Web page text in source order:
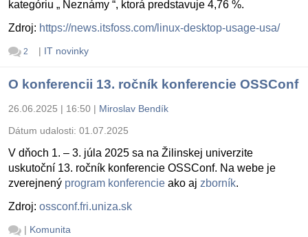
kategóriu „ Neznámy “, ktorá predstavuje 4,76 %.
Zdroj: https://news.itsfoss.com/linux-desktop-usage-usa/
2 | IT novinky
O konferencii 13. ročník konferencie OSSConf
26.06.2025 | 16:50 | Miroslav Bendík
Dátum udalosti: 01.07.2025
V dňoch 1. – 3. júla 2025 sa na Žilinskej univerzite
uskutoční 13. ročník konferencie OSSConf. Na webe je
zverejnený program konferencie ako aj zborník.
Zdroj: ossconf.fri.uniza.sk
| Komunita